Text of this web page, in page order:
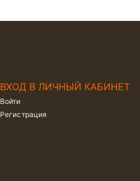
ВХОД В ЛИЧНЫЙ КАБИНЕТ
Войти
Регистрация